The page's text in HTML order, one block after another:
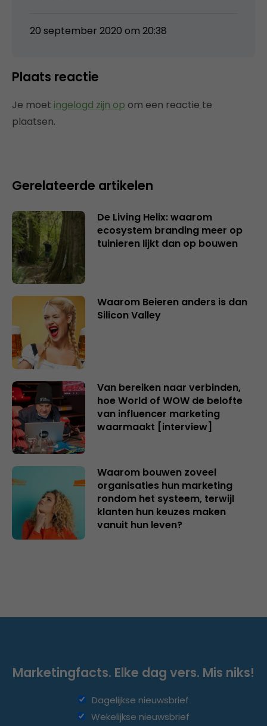
20 september 2020 om 20:38
Plaats reactie
Je moet ingelogd zijn op om een reactie te
plaatsen.
Gerelateerde artikelen
De Living Helix: waarom
ecosystem branding meer op
tuinieren lijkt dan op bouwen
Waarom Beieren anders is dan
Silicon Valley
Van bereiken naar verbinden,
hoe World of WOW de belofte
van influencer marketing
waarmaakt [interview]
Waarom bouwen zoveel
organisaties hun marketing
rondom het systeem, terwijl
klanten hun keuzes maken
vanuit hun leven?
Marketingfacts. Elke dag vers. Mis niks!
Dagelijkse nieuwsbrief
Wekelijkse nieuwsbrief